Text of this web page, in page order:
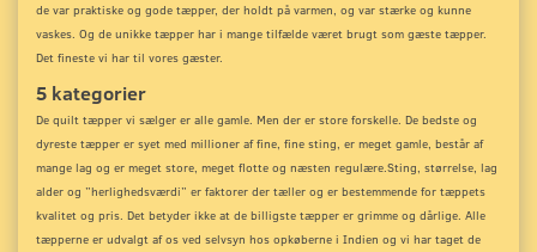
de var praktiske og gode tæpper, der holdt på varmen, og var stærke og kunne
vaskes. Og de unikke tæpper har i mange tilfælde været brugt som gæste tæpper.
Det fineste vi har til vores gæster.
5 kategorier
De quilt tæpper vi sælger er alle gamle. Men der er store forskelle. De bedste og
dyreste tæpper er syet med millioner af fine, fine sting, er meget gamle, består af
mange lag og er meget store, meget flotte og næsten regulære.Sting, størrelse, lag
alder og ”herlighedsværdi” er faktorer der tæller og er bestemmende for tæppets
kvalitet og pris. Det betyder ikke at de billigste tæpper er grimme og dårlige. Alle
tæpperne er udvalgt af os ved selvsyn hos opkøberne i Indien og vi har taget de